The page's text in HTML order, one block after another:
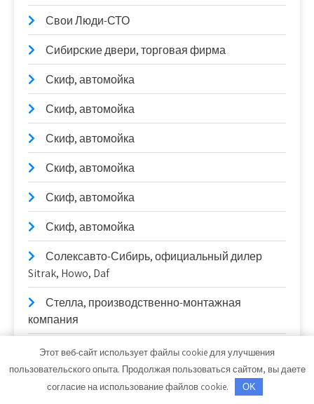
Свои Люди-СТО
Сибирские двери, торговая фирма
Скиф, автомойка
Скиф, автомойка
Скиф, автомойка
Скиф, автомойка
Скиф, автомойка
Скиф, автомойка
Солексавто-Сибирь, официальный дилер
Sitrak, Howo, Daf
Стелла, производственно-монтажная
компания
Стелла, производственно-монтажная
компания
Этот веб-сайт использует файлы cookie для улучшения
пользовательского опыта. Продолжая пользоваться сайтом, вы даете
согласие на использование файлов cookie.
OK